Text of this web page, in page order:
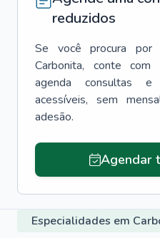
reduzidos
Se você procura por
Carbonita, conte com
agenda consultas
acessíveis, sem
adesão.
Agendar
Especialidades em